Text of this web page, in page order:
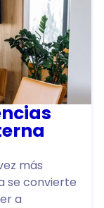
más
se convierte
a